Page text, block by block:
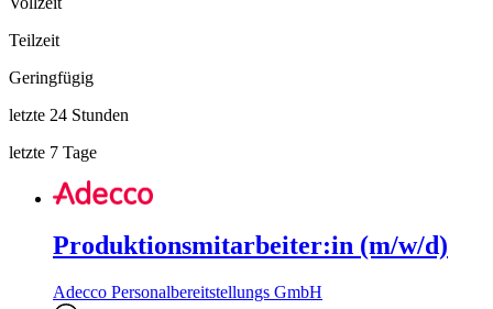
Teilzeit
Geringfügig
letzte 24 Stunden
letzte 7 Tage
Produktionsmitarbeiter:in (m/w/d)
Adecco Personalbereitstellungs GmbH